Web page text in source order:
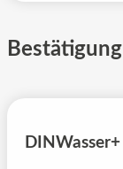
Bestätigung
DINWasser+